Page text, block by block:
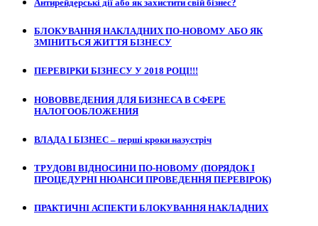
Антирейдерські дії або як захистити свій бізнес?
БЛОКУВАННЯ НАКЛАДНИХ ПО-НОВОМУ АБО ЯК
ЗМІНИТЬСЯ ЖИТТЯ БІЗНЕСУ
ПЕРЕВІРКИ БІЗНЕСУ У 2018 РОЦІ!!!
НОВОВВЕДЕНИЯ ДЛЯ БИЗНЕСА В СФЕРЕ
НАЛОГООБЛОЖЕНИЯ
ВЛАДА І БІЗНЕС – перші кроки назустріч
ТРУДОВІ ВІДНОСИНИ ПО-НОВОМУ (ПОРЯДОК І
ПРОЦЕДУРНІ НЮАНСИ ПРОВЕДЕННЯ ПЕРЕВІРОК)
ПРАКТИЧНІ АСПЕКТИ БЛОКУВАННЯ НАКЛАДНИХ